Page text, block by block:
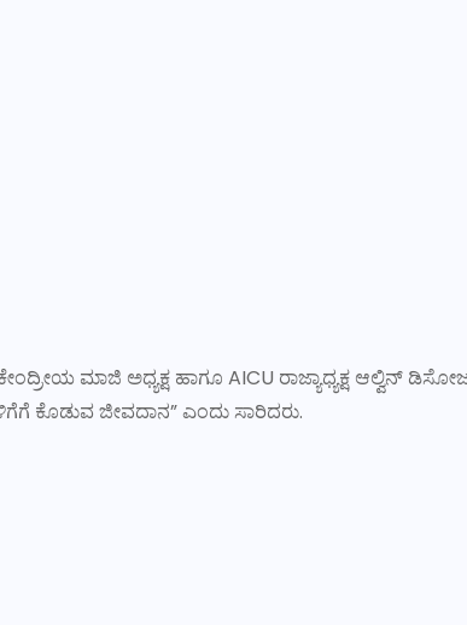
ಮಾಜಿ ಅಧ್ಯಕ್ಷ ಹಾಗೂ AICU ರಾಜ್ಯಾಧ್ಯಕ್ಷ ಆಲ್ವಿನ್
ಕೊಡುವ ಜೀವದಾನ” ಎಂದು ಸಾರಿದರು.